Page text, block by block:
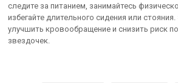
следите за питанием, занимайтесь
избегайте длительного сидения или
улучшить кровообращение и снизить риск
звездочек.